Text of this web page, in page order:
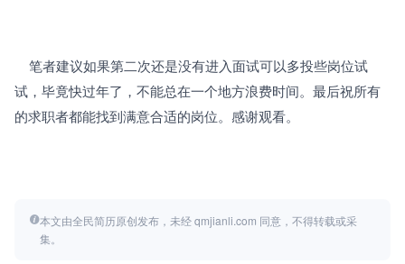
试，毕竟快过年了，不能总在一个地方浪费时间。最后祝所有
的求职者都能找到满意合适的岗位。感谢观看。
本文由全民简历原创发布，未经 qmjianli.com 同意，不得转载或采
集。